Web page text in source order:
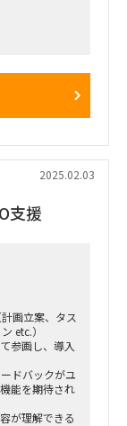
2025.02.03
支援
画立案、タス
etc.）
参画し、導入
ドバックがユ
能を期待され
が理解できる